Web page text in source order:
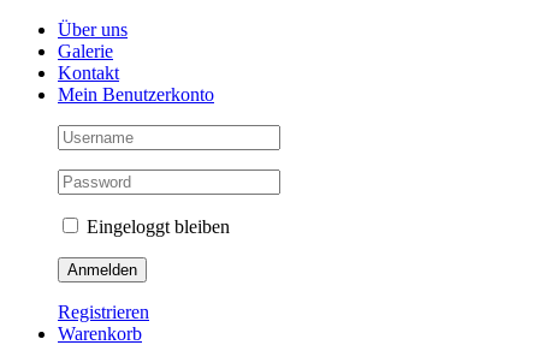
Skip
content
Facebook
Instagram
YouTubeÜber uns
Galerie
Kontakt
Mein Benutzerkonto
Eingeloggt bleiben
Registrieren
Warenkorb